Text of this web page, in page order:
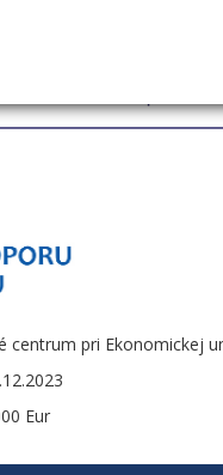
pri Ekonomickej
Eur